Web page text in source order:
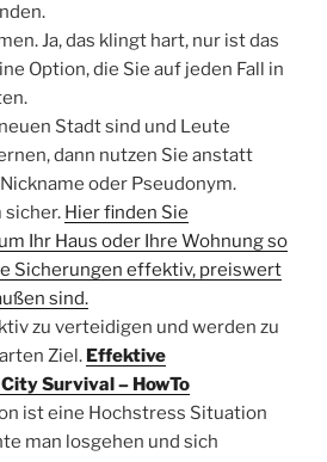
Ja, das klingt hart, nur ist das
Option, die Sie auf jeden Fall in
Stadt sind und Leute
dann nutzen Sie anstatt
oder Pseudonym.
sicher. Hier finden Sie
Ihr Haus oder Ihre Wohnung so
Sicherungen effektiv, preiswert
sind.
zu verteidigen und werden zu
Ziel. Effektive
Survival – HowTo
ist eine Hochstress Situation
man losgehen und sich